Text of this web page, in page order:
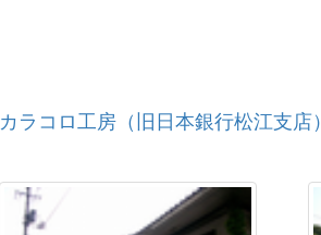
カラコロ工房（旧日本銀行松江支店